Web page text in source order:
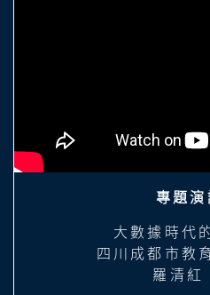
專題演
大數據時代
四川成都市教
羅清紅